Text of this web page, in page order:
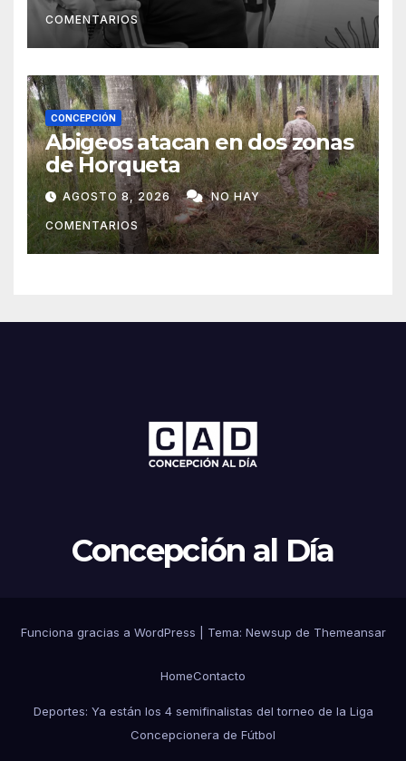
COMENTARIOS
CONCEPCIÓN
Abigeos atacan en dos zonas
de Horqueta
AGOSTO 8, 2026 NO HAY
COMENTARIOS
Concepción al Día
Funciona gracias a WordPress Tema: Newsup de Themeansar
HomeContacto
Deportes: Ya están los 4 semifinalistas del torneo de la Liga
Concepcionera de Fútbol